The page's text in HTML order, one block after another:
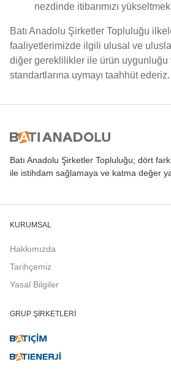
nezdinde itibarımızı
Batı Anadolu Şirketler Topluluğu
faaliyetlerimizde ilgili ulusal ve
diğer gereklilikler ile ürün uygunluğu
standartlarına uymayı taahhüt ederiz.
Batı Anadolu Şirketler Topluluğu; dört
ile istihdam sağlamaya ve katma değer
KURUMSAL
Hakkımızda
Tarihçemiz
Yasal Bilgiler
GRUP ŞIRKETLERI